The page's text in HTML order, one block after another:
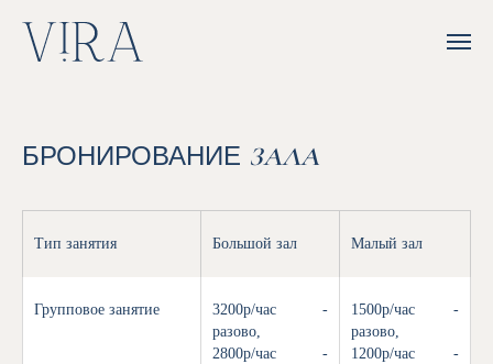
БРОНИРОВАНИЕ ЗАЛА
Тип занятия Большой зал Малый зал
Групповое занятие
3200р/час -
разово,
2800р/час -
1500р/час -
разово,
1200р/час -